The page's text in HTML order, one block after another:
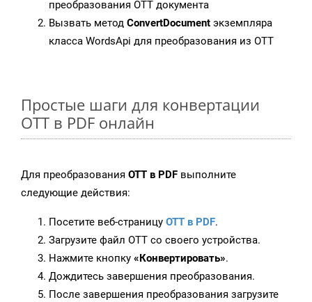
преобразования OTT документа
Вызвать метод ConvertDocument экземпляра
класса WordsApi для преобразования из OTT
Простые шаги для конвертации
OTT в PDF онлайн
Для преобразования OTT в PDF выполните
следующие действия:
Посетите веб-страницу OTT в PDF.
Загрузите файл OTT со своего устройства.
Нажмите кнопку «Конвертировать».
Дождитесь завершения преобразования.
После завершения преобразования загрузите